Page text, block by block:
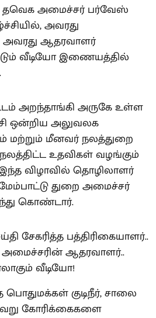
தவெக அமைச்சர் பர்வேஸ்
அவரது
ஆதரவாளர்
வீடியோ இணையத்தில்
அறந்தாங்கி அருகே உள்ள
ஒன்றிய அலுவலக
மற்றும் மீனவர் நலத்துறை
உதவிகள் வழங்கும்
விழாவில் தொழிலாளர்
துறை அமைச்சர்
கொண்டார்.
குடிநீர், சாலை
கோரிக்கைகளை